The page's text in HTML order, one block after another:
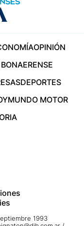
OPINIÓN
DEPORTES
MUNDO MOTOR
1993